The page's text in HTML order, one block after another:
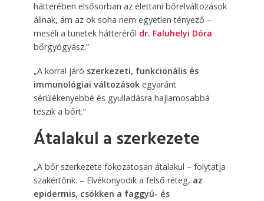
hátterében elsősorban az élettani bőrelváltozások
állnak, ám az ok soha nem egyetlen tényező –
meséli a tünetek hátteréről dr. Faluhelyi Dóra
bőrgyógyász.”
„A korral járó szerkezeti, funkcionális és
immunológiai változásokegyaránt
sérülékenyebbé és gyulladásra hajlamosabbá
teszik a bőrt.”
Átalakul a szerkezete
„A bőr szerkezete fokozatosan átalakul – folytatja
szakértőnk. – Elvékonyodik a felső réteg, az
epidermis, csökken a faggyú- és